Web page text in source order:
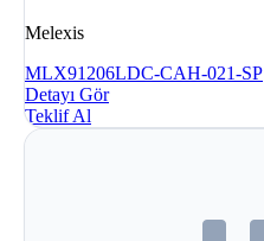
Melexis
MLX91206LDC-CAH-021-SP
Detayı Gör
Teklif Al